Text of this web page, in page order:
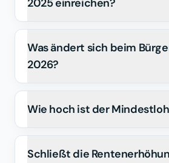
2025 einreichen?
Was ändert sich beim
2026?
Wie hoch ist der
Schließt die